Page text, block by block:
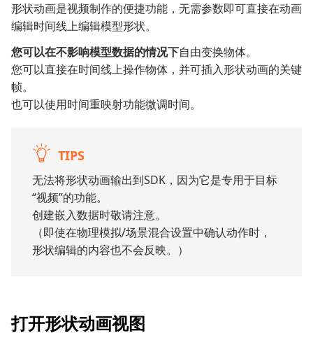
形状动画是视频制作的便捷功能，无需参数即可直接在动画
编辑时间线上编辑模型形状。
您可以在不影响模型数据的情况下自由变换物体。
您可以直接在时间线上操作物体，并可插入形状动画的关键
帧。
也可以使用时间重映射功能微调时间。
TIPS
无法将形状动画输出到SDK，因为它是专用于目标
“视频”的功能。
创建嵌入数据时敬请注意。
（即使在物理模拟/场景混合设置中确认动作时，
形状编辑的内容也不会反映。）
打开形状动画视图